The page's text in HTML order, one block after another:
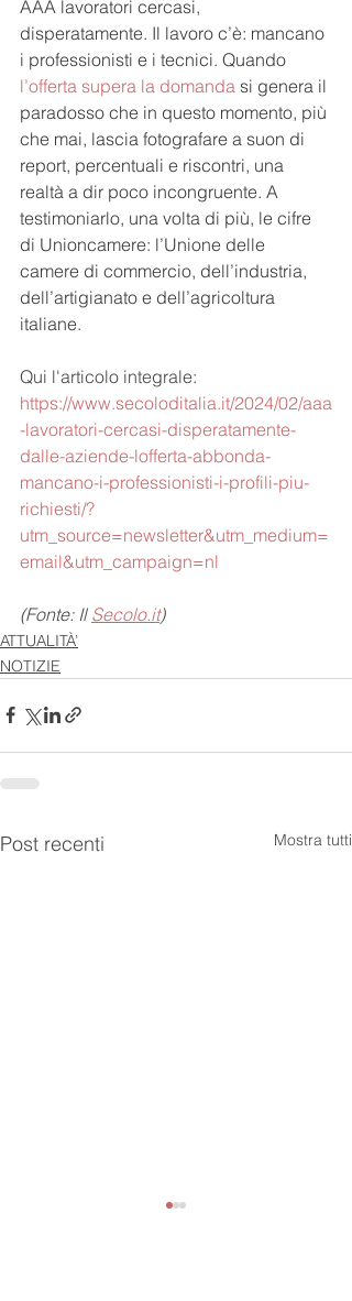
AAA lavoratori cercasi,
disperatamente. Il lavoro c’è: mancano
i professionisti e i tecnici. Quando
l’offerta supera la domanda si genera il
paradosso che in questo momento, più
che mai, lascia fotografare a suon di
report, percentuali e riscontri, una
realtà a dir poco incongruente. A
testimoniarlo, una volta di più, le cifre
di Unioncamere: l’Unione delle
camere di commercio, dell’industria,
dell’artigianato e dell’agricoltura
italiane.
Qui l'articolo integrale:
https://www.secoloditalia.it/2024/02/aaa
-lavoratori-cercasi-disperatamente-
dalle-aziende-lofferta-abbonda-
mancano-i-professionisti-i-profili-piu-
richiesti/?
utm_source=newsletter&utm_medium=
email&utm_campaign=nl
(Fonte: Il Secolo.it)
ATTUALITÀ’
NOTIZIE
Post recenti Mostra tutti